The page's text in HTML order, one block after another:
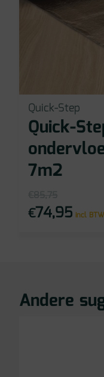
Quick-Step
Quick-
7m2
Oorspronkelijke
€74,95Huidige
incl BTW
Andere